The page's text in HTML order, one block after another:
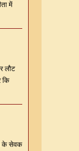
में
लौट
कि
के सेवक